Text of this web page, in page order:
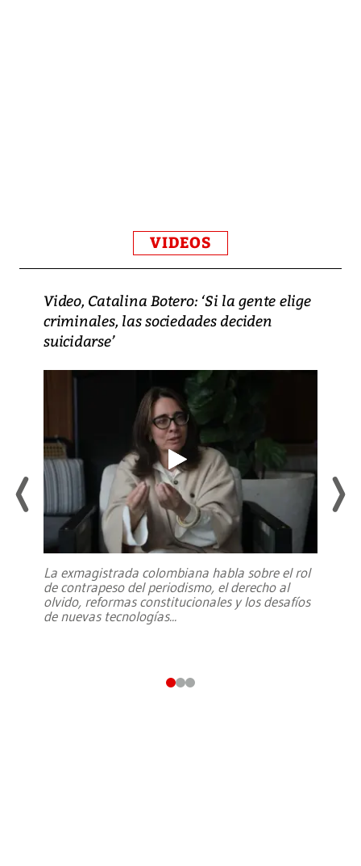
VIDEOS
Video, Catalina Botero: ‘Si la gente elige
criminales, las sociedades deciden
suicidarse’
La exmagistrada colombiana habla sobre el rol
de contrapeso del periodismo, el derecho al
olvido, reformas constitucionales y los desafíos
de nuevas tecnologías...